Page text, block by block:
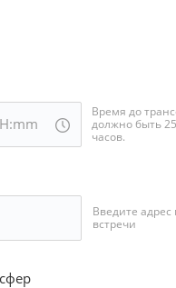
Время до
должно быть
часов.
Введите адрес
встречи